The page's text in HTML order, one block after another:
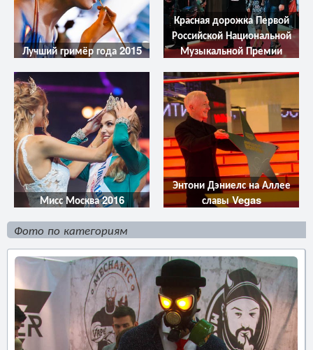
Лучший гримёр года 2015
Красная дорожка Первой
Российской Национальной
Музыкальной Премии
Мисс Москва 2016
Энтони Дэниелс на Аллее
славы Vegas
Фото по категориям